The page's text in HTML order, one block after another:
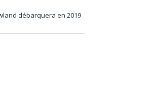
débarquera en 2019